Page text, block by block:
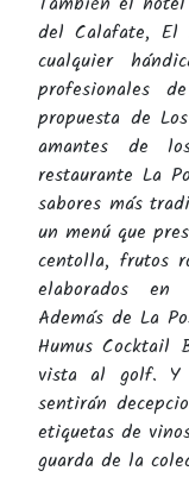
del Calafate, El
cualquier
profesionales
propuesta de
amantes de
restaurante La
sabores más
un menú que
centolla, frutos
elaborados
Además de La
Humus Cocktail
vista al golf. Y
sentirán
etiquetas de
guarda de la